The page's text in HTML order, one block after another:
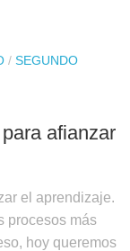
/ SEGUNDO
afianzar
el aprendizaje.
procesos más
hoy queremos